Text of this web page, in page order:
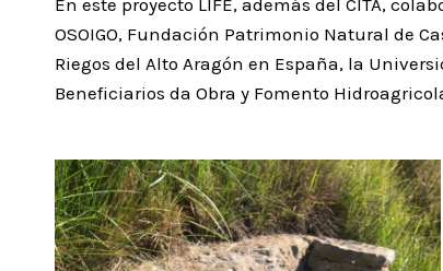
OSOIGO, Fundación Patrimonio Natural de
Riegos del Alto Aragón en España, la
Beneficiarios da Obra y Fomento